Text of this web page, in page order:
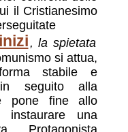
il Cristianesimo
, la spietata
si attua,
stabile e
seguito alla
pone fine allo
una
Protagonista